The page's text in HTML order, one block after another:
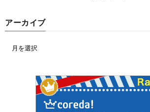
アーカイブ